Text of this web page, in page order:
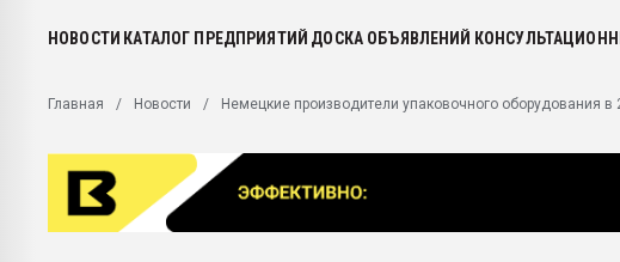
Вакуум-формовочные машины:
28.07.2026 Автоматизация выходит на
первый план в переработке
пластмасс
НОВОСТИ КАТАЛОГ ПРЕДПРИЯТИЙ ДОСКА ОБЪЯВЛЕНИЙ
Главная Новости Немецкие производители упаковочного оборудования в